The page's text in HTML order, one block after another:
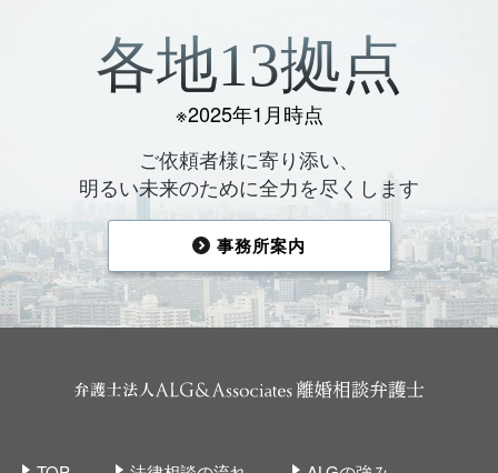
各地13拠点
※2025年1月時点
ご依頼者様に寄り添い、
明るい未来のために全力を尽くします
事務所案内